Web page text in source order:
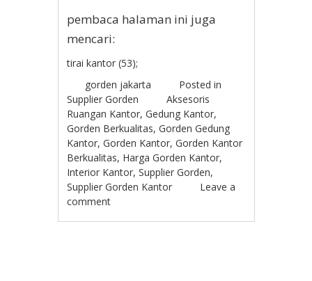
pembaca halaman ini juga
mencari:
tirai kantor (53);
gorden jakarta
Posted in
Supplier Gorden
Aksesoris
Ruangan Kantor,Gedung Kantor,
Gorden Berkualitas,Gorden Gedung
Kantor,Gorden Kantor,Gorden Kantor
Berkualitas, Harga Gorden Kantor,
Interior Kantor,Supplier Gorden,
Supplier Gorden Kantor
Leave a
comment